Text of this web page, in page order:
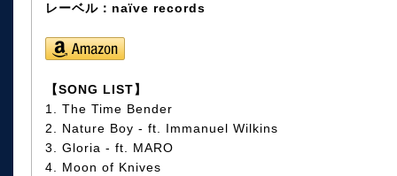
レーベル：naïve records
【SONG LIST】
1. The Time Bender
2. Nature Boy - ft. Immanuel Wilkins
3. Gloria - ft. MARO
4. Moon of Knives